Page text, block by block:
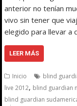
anterior no tenían
vivo sin tener que
elegido para llevar a
LEER MÁS
Inicio blind
live 2012, blind guardian
blind guardian